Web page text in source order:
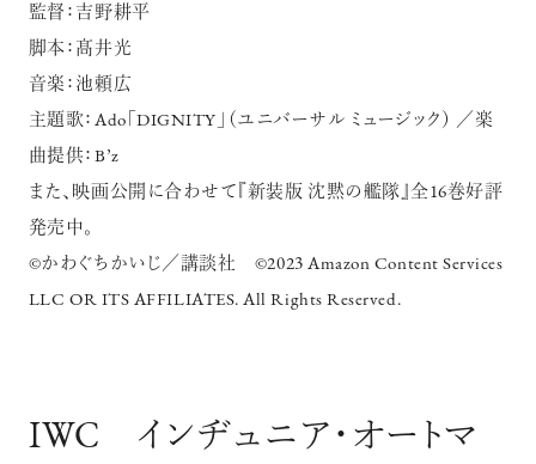
監督：吉野耕平
脚本：髙井光
音楽：池頼広
主題歌：Ado「DIGNITY」（ユニバーサル ミュージック） ／楽
曲提供：B’z
また、映画公開に合わせて『新装版 沈黙の艦隊』全16巻好評
発売中。
©️かわぐちかいじ／講談社 ©️2023 Amazon Content Services
LLC OR ITS AFFILIATES. All Rights Reserved.
IWC インヂュニア・オートマ